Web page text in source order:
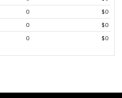
0 $0
0 $0
0 $0